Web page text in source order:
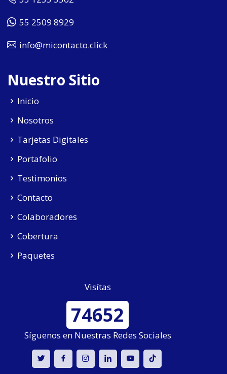
55 2509 8929
info@micontacto.click
Nuestro Sitio
Inicio
Nosotros
Tarjetas Digitales
Portafolio
Testimonios
Contacto
Colaboradores
Cobertura
Paquetes
Visítas
74652
Síguenos en Nuestras Redes Sociales